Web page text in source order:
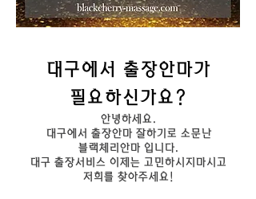
대구에서 출장안마가
필요하신가요?
안녕하세요.
대구에서 출장안마 잘하기로 소문난
블랙체리안마 입니다.
대구 출장서비스 이제는 고민하시지마시고
저희를 찾아주세요!